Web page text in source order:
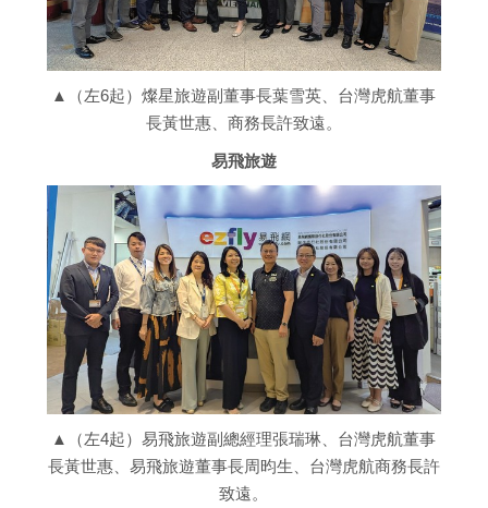
▲（左6起）燦星旅遊副董事長葉雪英、台灣虎航董事
長黃世惠、商務長許致遠。
易飛旅遊
▲（左4起）易飛旅遊副總經理張瑞琳、台灣虎航董事
長黃世惠、易飛旅遊董事長周昀生、台灣虎航商務長許
致遠。